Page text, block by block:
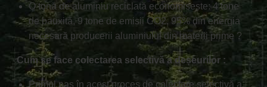
O tonă de aluminiu reciclată economisește: 4 tone
de bauxită, 9 tone de emisii CO2, 95% din energia
necesară producerii aluminiului din materii prime ?
Cum se face colectarea selectivă a deșeurilor :
Primul pas în acest proces de colectare selectivă a